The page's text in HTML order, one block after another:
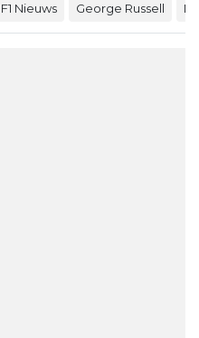
F1 Nieuws George Russell